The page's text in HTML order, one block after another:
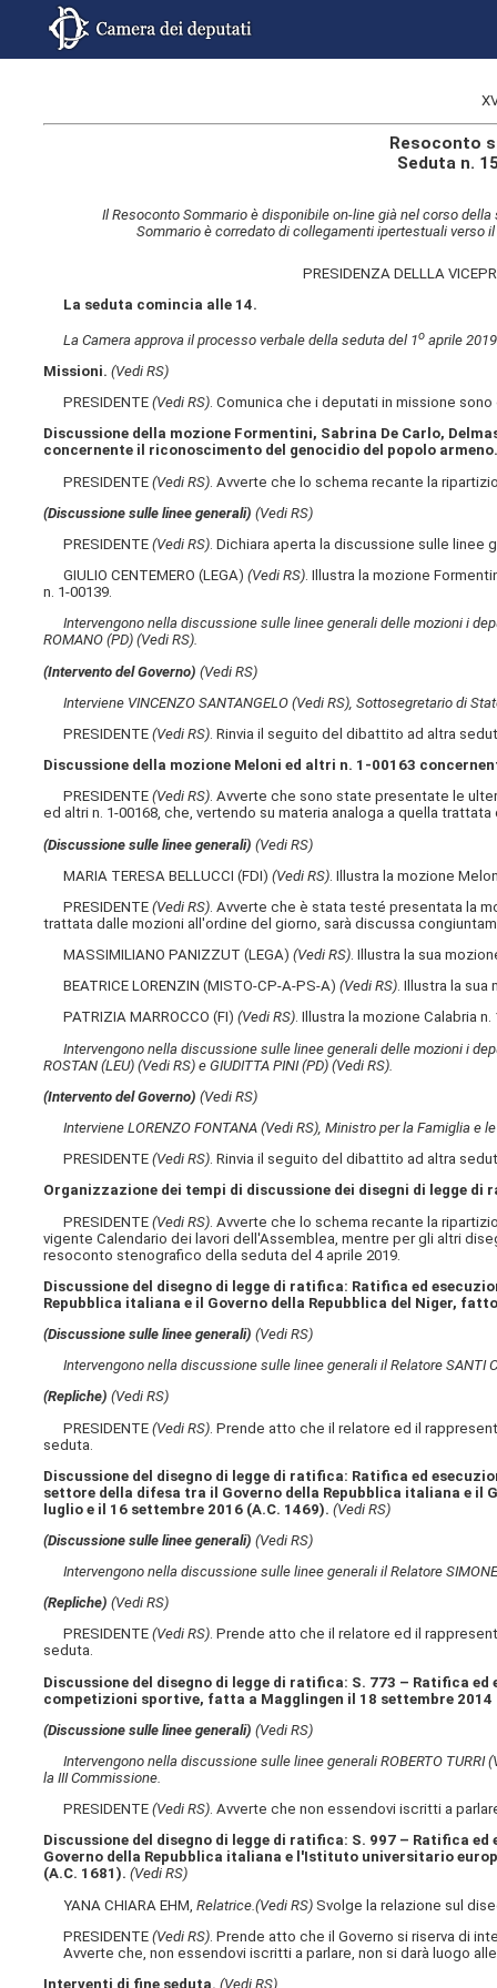
Resoconto
Seduta n.
Il Resoconto Sommario è disponibile on-line già nel corso
Sommario è corredato di collegamenti ipertestuali verso
PRESIDENZA DELLLA
La seduta comincia alle 14.
La Camera approva il processo verbale della seduta del 1o aprile
Missioni.(Vedi RS)
PRESIDENTE(Vedi RS). Comunica che i deputati in missione
Discussione della mozione Formentini, Sabrina De Carlo,
concernente il riconoscimento del genocidio del popolo
PRESIDENTE(Vedi RS) . Avverte che lo schema recante la
(Discussione sulle linee generali) (Vedi RS)
PRESIDENTE(Vedi RS). Dichiara aperta la discussione sulle linee
GIULIO CENTEMERO (LEGA)(Vedi RS). Illustra la mozione
n. 1-00139.
Intervengono nella discussione sulle linee generali delle mozioni i
ROMANO (PD)(Vedi RS).
(Intervento del Governo) (Vedi RS)
Interviene VINCENZO SANTANGELO(Vedi RS) , Sottosegretario di
PRESIDENTE(Vedi RS) . Rinvia il seguito del dibattito ad altra
Discussione della mozione Meloni ed altri n. 1-00163
PRESIDENTE(Vedi RS). Avverte che sono state presentate le
ed altri n. 1-00168, che, vertendo su materia analoga a quella
(Discussione sulle linee generali) (Vedi RS)
MARIA TERESA BELLUCCI (FDI)(Vedi RS) . Illustra la mozione
PRESIDENTE(Vedi RS) . Avverte che è stata testé presentata la
trattata dalle mozioni all'ordine del giorno, sarà discussa
MASSIMILIANO PANIZZUT (LEGA)(Vedi RS). Illustra la sua
BEATRICE LORENZIN (MISTO-CP-A-PS-A)(Vedi RS). Illustra la sua
PATRIZIA MARROCCO (FI)(Vedi RS). Illustra la mozione Calabria n.
Intervengono nella discussione sulle linee generali delle mozioni i
ROSTAN (LEU)(Vedi RS) e GIUDITTA PINI (PD)(Vedi RS)
(Intervento del Governo) (Vedi RS)
Interviene LORENZO FONTANA(Vedi RS), Ministro per la Famiglia e
PRESIDENTE(Vedi RS). Rinvia il seguito del dibattito ad altra
Organizzazione dei tempi di discussione dei disegni di legge di
PRESIDENTE(Vedi RS) . Avverte che lo schema recante la
vigente Calendario dei lavori dell'Assemblea, mentre per gli altri
resoconto stenografico della seduta del 4 aprile 2019.
Discussione del disegno di legge di ratifica: Ratifica ed
Repubblica italiana e il Governo della Repubblica del Niger,
(Discussione sulle linee generali) (Vedi RS)
Intervengono nella discussione sulle linee generali il Relatore SANTI
(Repliche) (Vedi RS)
PRESIDENTE(Vedi RS) . Prende atto che il relatore ed il
seduta.
Discussione del disegno di legge di ratifica: Ratifica ed
settore della difesa tra il Governo della Repubblica italiana e il
luglio e il 16 settembre 2016 (A.C. 1469). (Vedi RS)
(Discussione sulle linee generali) (Vedi RS)
Intervengono nella discussione sulle linee generali il Relatore
(Repliche) (Vedi RS)
PRESIDENTE(Vedi RS). Prende atto che il relatore ed il
seduta.
Discussione del disegno di legge di ratifica: S. 773 – Ratifica
competizioni sportive, fatta a Magglingen il 18 settembre 2014
(Discussione sulle linee generali) (Vedi RS)
Intervengono nella discussione sulle linee generali ROBERTO TURRI
la III Commissione.
PRESIDENTE(Vedi RS). Avverte che non essendovi iscritti a
Discussione del disegno di legge di ratifica: S. 997 – Ratifica
Governo della Repubblica italiana e l'Istituto universitario
(A.C. 1681). (Vedi RS)
YANA CHIARA EHM,Relatrice.(Vedi RS) Svolge la relazione sul
PRESIDENTE(Vedi RS) . Prende atto che il Governo si riserva di
Avverte che, non essendovi iscritti a parlare, non si darà luogo
Interventi di fine seduta. (Vedi RS)